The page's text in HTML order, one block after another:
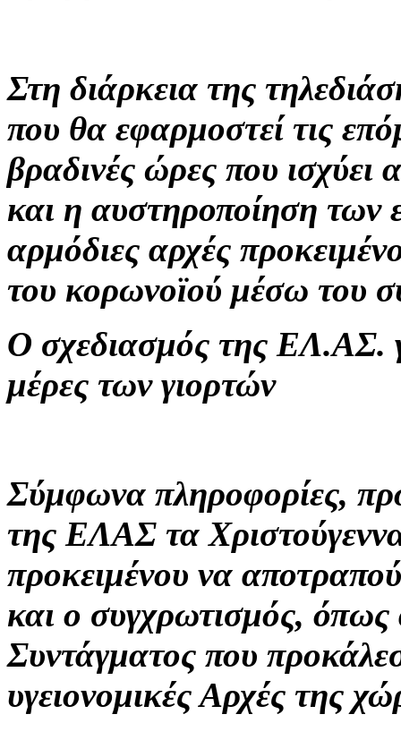
Στη διάρκεια της
που θα εφαρμοστεί τις
βραδινές ώρες που
και η αυστηροποίηση των
αρμόδιες αρχές
του κορωνοϊού μέσω του
O σχεδιασμός της ΕΛ.ΑΣ.
μέρες των γιορτών
Σύμφωνα πληροφορίες,
της ΕΛΑΣ τα
προκειμένου να
και ο συγχρωτισμός,
Συντάγματος που
υγειονομικές Αρχές της